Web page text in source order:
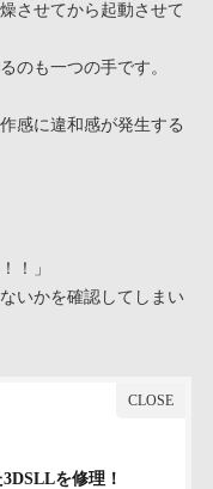
させてから起動させて
のも一つの手です。
感に違和感が発生する
！」
いかを確認してしまい
を修理！